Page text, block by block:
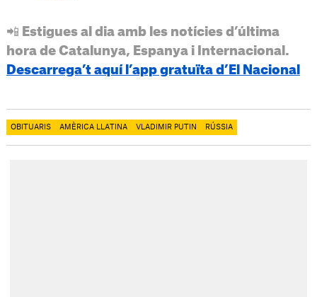
📲 Estigues al dia amb les notícies d’última
hora de Catalunya, Espanya i Internacional.
Descarrega’t aquí l’app gratuïta d’El Nacional
OBITUARIS AMÈRICA LLATINA VLADIMIR PUTIN RÚSSIA